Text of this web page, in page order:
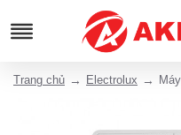
Trang chủ Electrolux